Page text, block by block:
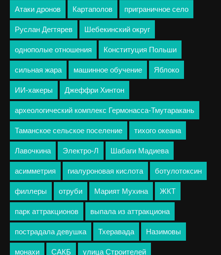
Атаки дронов Картаполов приграничное село
Руслан Дегтярев Шебекинский округ
однополые отношения Конституция Польши
сильная жара машинное обучение Яблоко
ИИ-хакеры Джеффри Хинтон
археологический комплекс Гермонасса-Тмутаракань
Таманское сельское поселение тихого океана
Лавочкина Электро-Л Шабаги Мадиева
асимметрия гиалуроновая кислота ботулотоксин
филлеры отруби Марият Мухина ЖКТ
парк аттракционов выпала из аттракциона
пострадала девушка Тхеравада Назимовы
монахи САКБ улица Строителей